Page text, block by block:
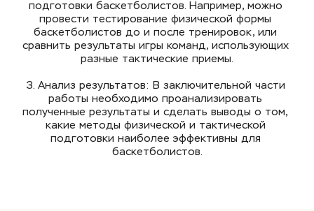
подготовки баскетболистов. Например, можно
провести тестирование физической формы
баскетболистов до и после тренировок, или
сравнить результаты игры команд, использующих
разные тактические приемы.
3. Анализ результатов: В заключительной части
работы необходимо проанализировать
полученные результаты и сделать выводы о том,
какие методы физической и тактической
подготовки наиболее эффективны для
баскетболистов.